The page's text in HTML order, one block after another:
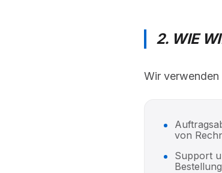
2. WIE
Wir
von
Support